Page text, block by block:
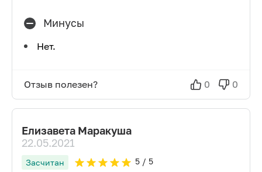
Минусы
Нет.
Отзыв полезен? 0 0
Елизавета Маракуша
22.05.2021
Засчитан 5/ 5